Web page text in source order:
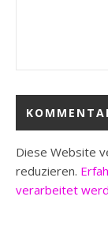
Diese Website
reduzieren.
verarbeitet